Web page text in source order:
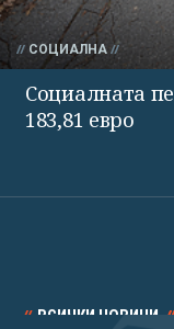
СОЦИАЛНА
Социалната
183,81 евро
ВСИЧКИ НОВИНИ